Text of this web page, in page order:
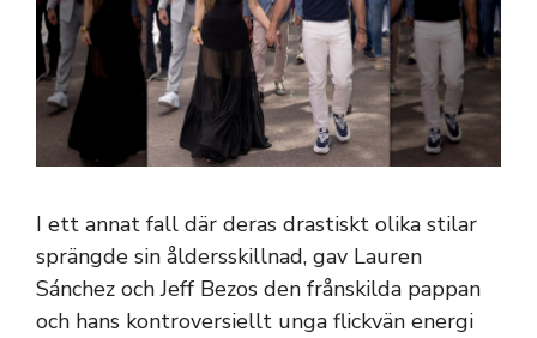
I ett annat fall där deras drastiskt olika stilar
sprängde sin åldersskillnad, gav Lauren
Sánchez och Jeff Bezos den frånskilda pappan
och hans kontroversiellt unga flickvän energi